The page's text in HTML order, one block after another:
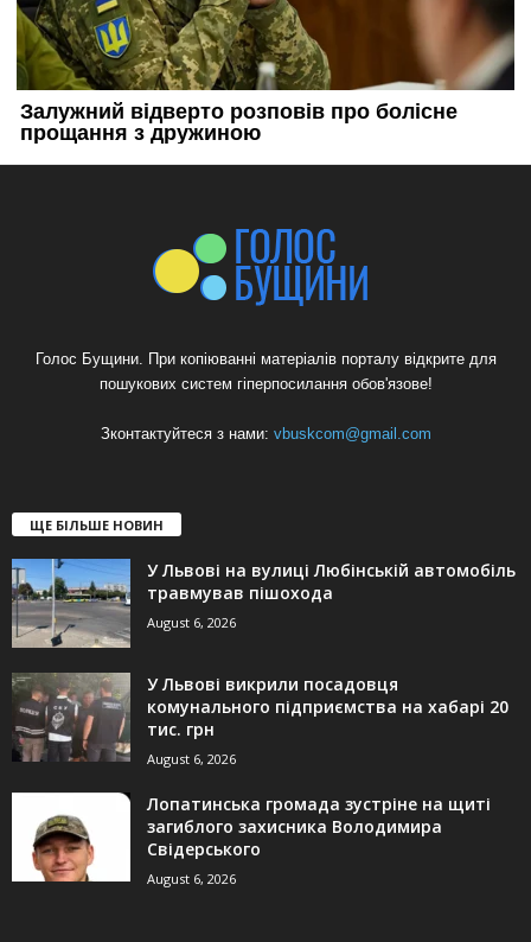
Голос Бущини. При копіюванні матеріалів порталу відкрите для
пошукових систем гіперпосилання обов'язове!
Зконтактуйтеся з нами: vbuskcom@gmail.com
ЩЕ БІЛЬШЕ НОВИН
У Львові на вулиці Любінській автомобіль
травмував пішохода
August 6, 2026
У Львові викрили посадовця
комунального підприємства на хабарі 20
тис. грн
August 6, 2026
Лопатинська громада зустріне на щиті
загиблого захисника Володимира
Свідерського
August 6, 2026